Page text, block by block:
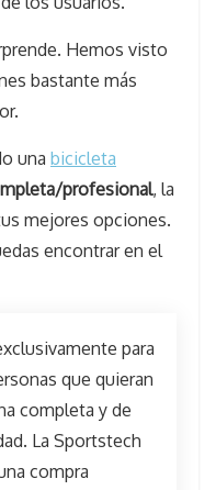
Hemos visto
bastante más
una bicicleta
profesional, la
mejores opciones.
encontrar en el
para
que quieran
completa y de
La Sportstech
compra